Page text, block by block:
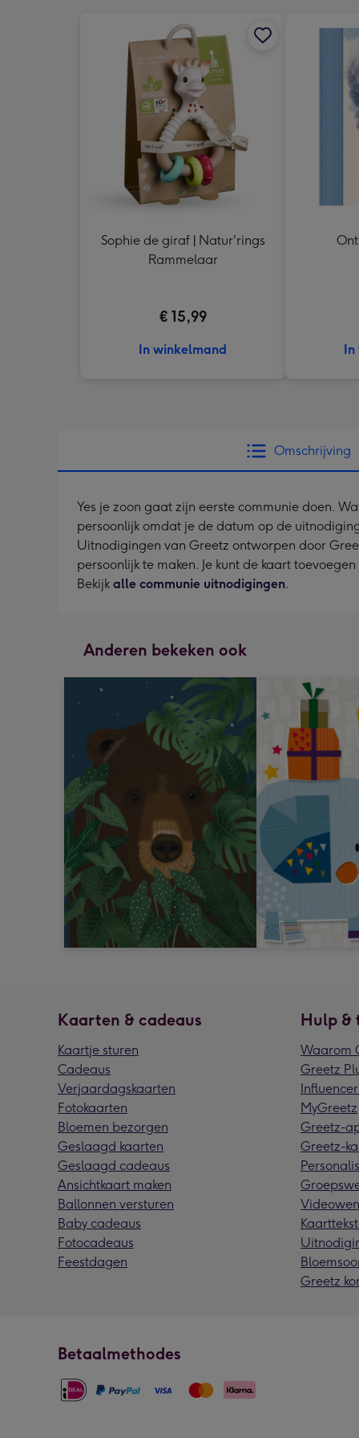
Sophie de giraf | Natur'rings
Rammelaar
€ 15,99
In winkelmand In
Omschrijving
Yes je zoon gaat zijn eerste communie doen.
persoonlijk omdat je de datum op de
Uitnodigingen van Greetz ontworpen door
persoonlijk te maken. Je kunt de kaart
Bekijk alle communie uitnodigingen.
Anderen bekeken ook
Kaarten & cadeaus
Kaartje sturen
Cadeaus
Verjaardagskaarten
Fotokaarten
Bloemen bezorgen
Geslaagd kaarten
Geslaagd cadeaus
Ansichtkaart maken
Ballonnen versturen
Baby cadeaus
Fotocadeaus
Feestdagen
Hulp &
Waarom
Greetz
MyGreetz
Greetz-
Greetz-
Greetz
Betaalmethodes